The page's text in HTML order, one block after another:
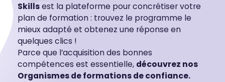
Skillsest la plateforme pour concrétiser votre
plan de formation : trouvez le programme le
mieux adapté et obtenez une réponse en
quelques clics !
Parce que l’acquisition des bonnes
compétences est essentielle, découvrez nos
Organismes de formations de confiance.